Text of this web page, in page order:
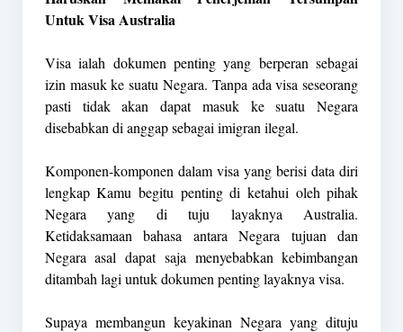
Untuk Visa Australia
Visa ialah dokumen penting yang berperan sebagai
izin masuk ke suatu Negara. Tanpa ada visa seseorang
pasti tidak akan dapat masuk ke suatu Negara
disebabkan di anggap sebagai imigran ilegal.
Komponen-komponen dalam visa yang berisi data diri
lengkap Kamu begitu penting di ketahui oleh pihak
Negara yang di tuju layaknya Australia.
Ketidaksamaan bahasa antara Negara tujuan dan
Negara asal dapat saja menyebabkan kebimbangan
ditambah lagi untuk dokumen penting layaknya visa.
Supaya membangun keyakinan Negara yang dituju